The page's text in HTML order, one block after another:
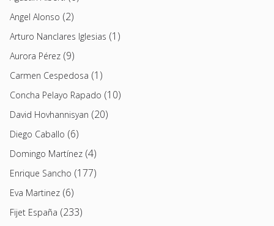
Angel Alonso (2)
Arturo Nanclares Iglesias (1)
Aurora Pérez (9)
Carmen Cespedosa (1)
Concha Pelayo Rapado (10)
David Hovhannisyan (20)
Diego Caballo (6)
Domingo Martínez (4)
Enrique Sancho (177)
Eva Martinez (6)
Fijet España (233)